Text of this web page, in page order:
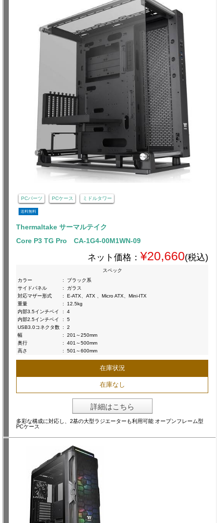
PCパーツ PCケース ミドルタワー
送料無料
Thermaltake サーマルテイク
Core P3 TG Pro CA-1G4-00M1WN-09
ネット価格： ¥20,660(税込)
スペック
カラー
:
ブラック系
サイドパネル
:
ガラス
対応マザー形式
:
E-ATX、ATX 、Micro ATX、Mini-ITX
重量
:
12.5kg
内部3.5インチベイ
:
4
内部2.5インチベイ
:
5
USB3.0コネクタ数 :
2
幅
:
201～250mm
奥行
:
401～500mm
高さ
: 501～600mm
在庫状況
在庫なし
詳細はこちら
多彩な構成に対応し、2基の大型ラジエーターも利用可能 オープンフレーム型
PCケース